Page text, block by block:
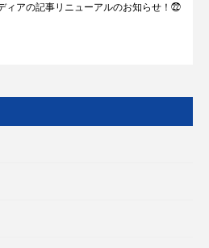
ィアの記事リニューアルのお知らせ！㉒